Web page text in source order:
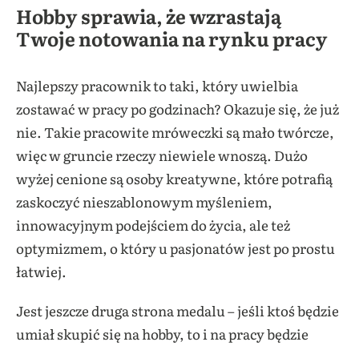
Hobby sprawia, że wzrastają
Twoje notowania na rynku pracy
Najlepszy pracownik to taki, który uwielbia
zostawać w pracy po godzinach? Okazuje się, że już
nie. Takie pracowite mróweczki są mało twórcze,
więc w gruncie rzeczy niewiele wnoszą. Dużo
wyżej cenione są osoby kreatywne, które potrafią
zaskoczyć nieszablonowym myśleniem,
innowacyjnym podejściem do życia, ale też
optymizmem, o który u pasjonatów jest po prostu
łatwiej.
Jest jeszcze druga strona medalu – jeśli ktoś będzie
umiał skupić się na hobby, to i na pracy będzie